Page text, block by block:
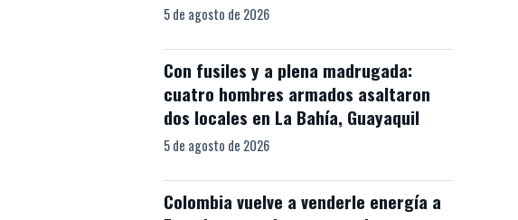
5 de agosto de 2026
Con fusiles y a plena madrugada:
cuatro hombres armados asaltaron
dos locales en La Bahía, Guayaquil
5 de agosto de 2026
Colombia vuelve a venderle energía a